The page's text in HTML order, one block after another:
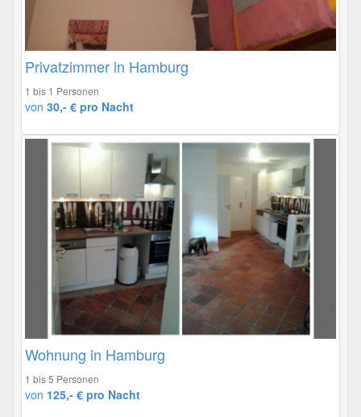
Privatzimmer in Hamburg
1 bis 1 Personen
von 30,- € pro Nacht
Wohnung in Hamburg
1 bis 5 Personen
von 125,- € pro Nacht